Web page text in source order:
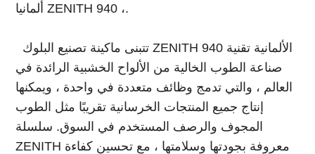
ألمانيا ZENITH 940 ،.
صناعة الطوب الخالية من الألواح الخشبية الرائدة في
العالم ، والتي تدمج وظائف متعددة في واحدة ، ويمكنها
إنتاج جميع المنتجات الخرسانية تقريبًا مثل الطوب
المجوف والرصف المستخدم في السوق. سلسلة
ZENITH معروفة بجودتها وسلامتها ، مع تحسين كفاءة